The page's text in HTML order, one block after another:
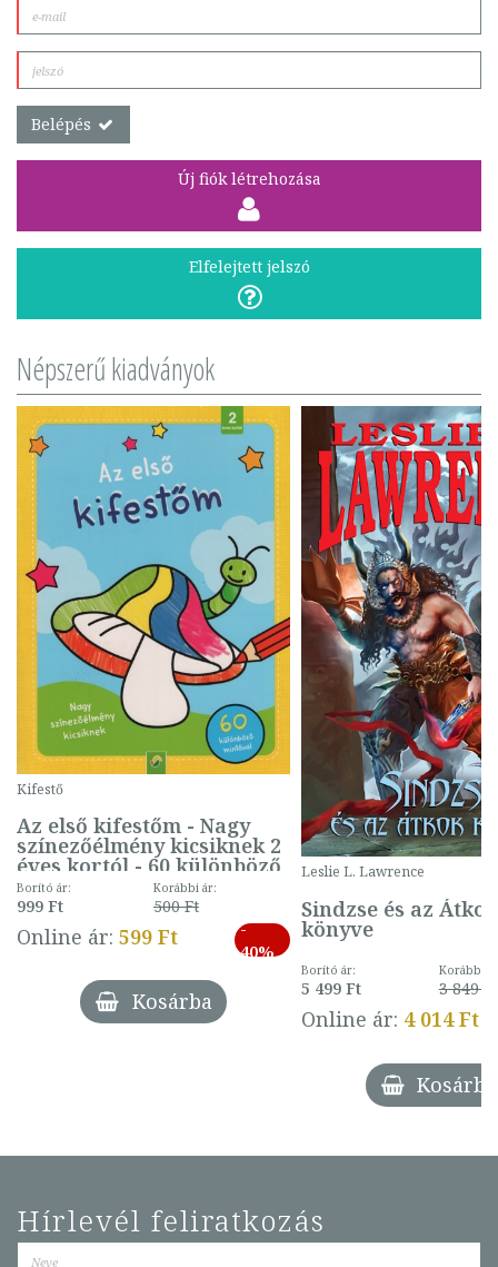
Belépés
Új fiók létrehozása
Elfelejtett jelszó
Népszerű kiadványok
Kifestő
Az első kifestőm - Nagy
színezőélmény kicsiknek 2
éves kortól - 60 különböző
mintával (gombás)
Borító ár:
999 Ft
Korábbi ár:
500 Ft
Online ár: 599 Ft
-
40%
Kosárba
Leslie L. Lawrence
Sindzse és az Átkok
könyve
Borító ár:
5 499 Ft
Korábbi
3 849 Ft
Online ár: 4 014 Ft
Kosárba
Hírlevél feliratkozás